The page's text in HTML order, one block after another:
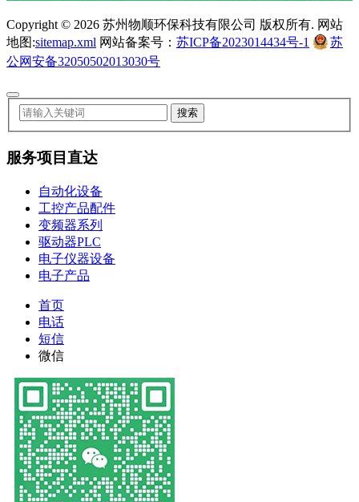
Copyright © 2026 苏州物顺环保科技有限公司 版权所有. 网站
地图:sitemap.xml 网站备案号： 苏ICP备2023014434号-1
苏
公网安备32050502013030号
服务项目直达
自动化设备
工控产品配件
变频器系列
驱动器PLC
电子仪器设备
电子产品
首页
电话
短信
微信